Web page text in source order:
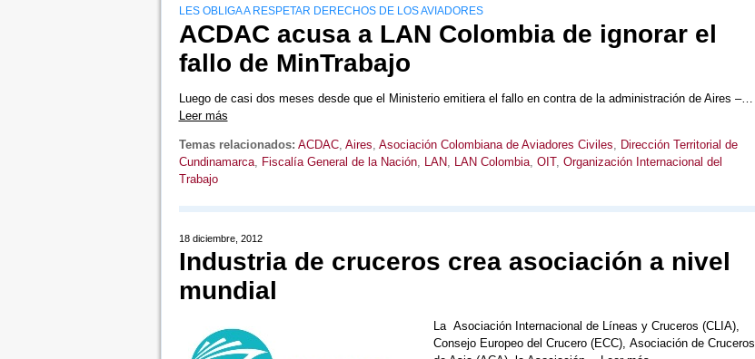
LES OBLIGA A RESPETAR DERECHOS DE LOS AVIADORES
ACDAC acusa a LAN Colombia de ignorar el
fallo de MinTrabajo
Luego de casi dos meses desde que el Ministerio emitiera el fallo en contra de la administración de Aires –…
Leer más
Temas relacionados: ACDAC, Aires, Asociación Colombiana de Aviadores Civiles, Dirección Territorial de
Cundinamarca, Fiscalía General de la Nación, LAN, LAN Colombia, OIT, Organización Internacional del
Trabajo
18 diciembre, 2012
Industria de cruceros crea asociación a nivel
mundial
La Asociación Internacional de Líneas y Cruceros (CLIA),
Consejo Europeo del Crucero (ECC), Asociación de Cruceros